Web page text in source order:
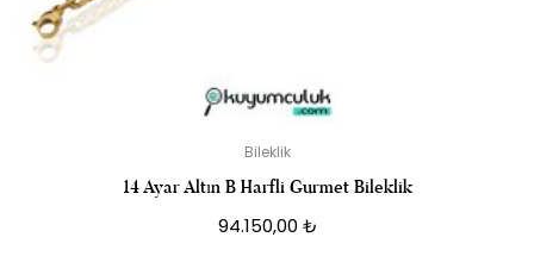
Bileklik
14 Ayar Altın B Harfli Gurmet Bileklik
94.150,00 ₺